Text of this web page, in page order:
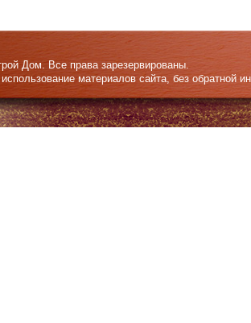
Дом. Все права зарезервированы.
материалов сайта, без обратной